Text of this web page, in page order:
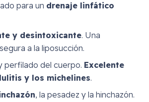
para un drenaje linfático
y desintoxicante. Una
a la liposucción.
perfilado del cuerpo. Excelente
y los michelines.
, la pesadez y la hinchazón.